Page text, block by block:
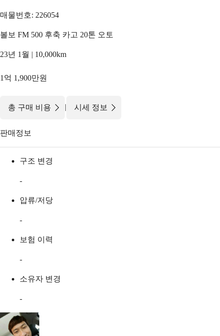
매물번호: 226054
볼보 FM 500 후축 카고 20톤 오토
23년 1월 | 10,000km
1억 1,900만원
총 구매 비용 | 시세 정보
판매정보
구조 변경
-
압류/저당
-
보험 이력
-
소유자 변경
-